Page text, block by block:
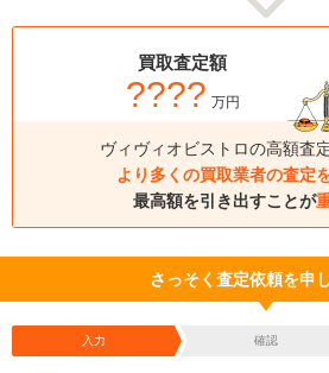
買取査定額
???? 万円
ヴィヴィオビストロの高額査
より多くの買取業者の査定
最高額を引き出すことが
さっそく査定依頼を申
入力 確認